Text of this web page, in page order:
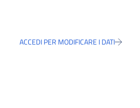
ACCEDI PER MODIFICARE I DATI